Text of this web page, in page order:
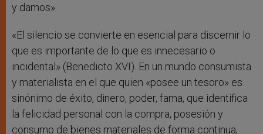
y damos».
«El silencio se convierte en esencial para discernir lo
que es importante de lo que es innecesario o
incidental» (Benedicto XVI). En un mundo consumista
y materialista en el que quien «posee un tesoro» es
sinónimo de éxito, dinero, poder, fama, que identifica
la felicidad personal con la compra, posesión y
consumo de bienes materiales de forma continua,